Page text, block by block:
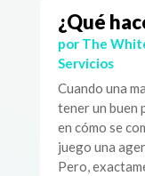
¿Qué
por The
Servicios
Cuando una
tener un buen
en cómo se
juego una
Pero,